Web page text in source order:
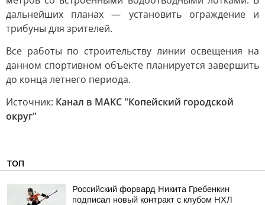
дальнейших планах — установить ограждение и
трибуны для зрителей.
Все работы по строительству линии освещения на
данном спортивном объекте планируется завершить
до конца летнего периода.
Источник: Канал в МАКС "Копейский городской
округ"
ТОП
Российский форвард Никита Гребенкин
подписал новый контракт с клубом НХЛ